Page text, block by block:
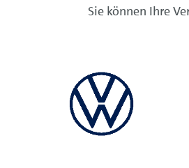
Sie können Ihre